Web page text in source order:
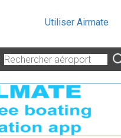
Utiliser Airmate